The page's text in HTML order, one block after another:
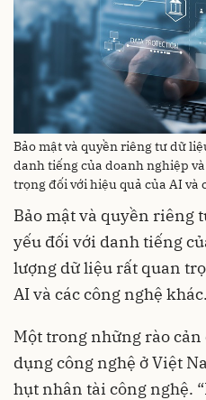
Bảo mật và quyền riêng tư dữ
danh tiếng của doanh nghiệp
trọng đối với hiệu quả của AI và
Bảo mật và quyền riêng
yếu đối với danh tiếng
lượng dữ liệu rất quan
AI và các công nghệ khác.
Một trong những rào
dụng công nghệ ở Việt
hụt nhân tài công nghệ.